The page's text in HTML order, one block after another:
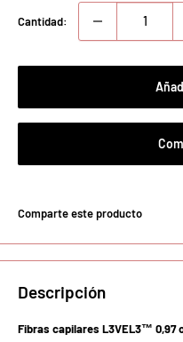
Cantidad:
Comparte este producto
Descripción
Fibras capilares L3VEL3™ 0,97